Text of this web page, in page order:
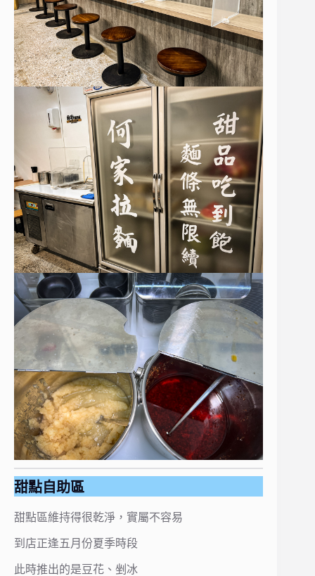
甜點自助區
甜點區維持得很乾淨，實屬不容易
到店正逢五月份夏季時段
此時推出的是豆花、剉冰